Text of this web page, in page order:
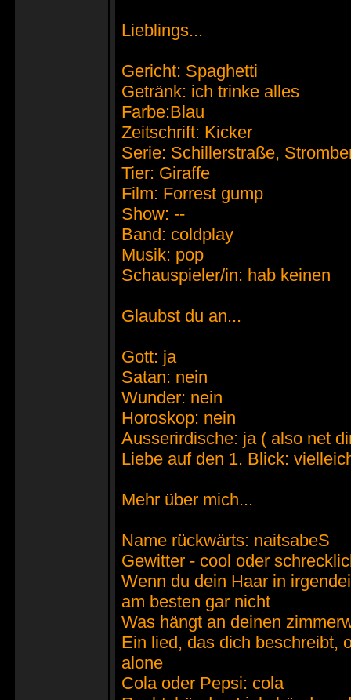
Lieblings...
Gericht: Spaghetti
Getränk: ich trinke alles
Farbe:Blau
Zeitschrift: Kicker
Serie: Schillerstraße,
Tier: Giraffe
Film: Forrest gump
Show: --
Band: coldplay
Musik: pop
Schauspieler/in: hab keinen
Glaubst du an...
Gott: ja
Satan: nein
Wunder: nein
Horoskop: nein
Ausserirdische: ja ( also net
Liebe auf den 1. Blick:
Mehr über mich...
Name rückwärts: naitsabeS
Gewitter - cool oder
Wenn du dein Haar in
am besten gar nicht
Was hängt an deinen
Ein lied, das dich beschreibt,
alone
Cola oder Pepsi: cola